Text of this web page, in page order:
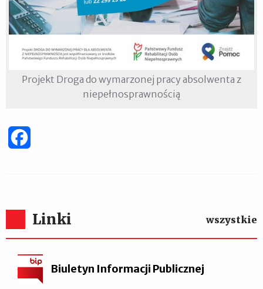
Projekt Droga do wymarzonej pracy absolwenta z
niepełnosprawnością
Linki wszystkie
Biuletyn Informacji Publicznej